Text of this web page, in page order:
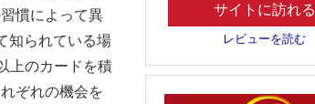
慣によって異
知られている場
上のカードを積
ぞれの機会を
サイトに訪れる
レビューを読む